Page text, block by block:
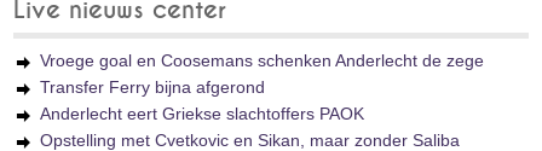
Live nieuws center
Vroege goal en Coosemans schenken Anderlecht de zege
Transfer Ferry bijna afgerond
Anderlecht eert Griekse slachtoffers PAOK
Opstelling met Cvetkovic en Sikan, maar zonder Saliba